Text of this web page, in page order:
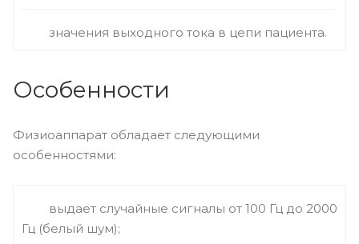
значения выходного тока в цепи пациента.
Особенности
Физиоаппарат обладает следующими
особенностями:
выдает случайные сигналы от 100 Гц до 2000
Гц (белый шум);